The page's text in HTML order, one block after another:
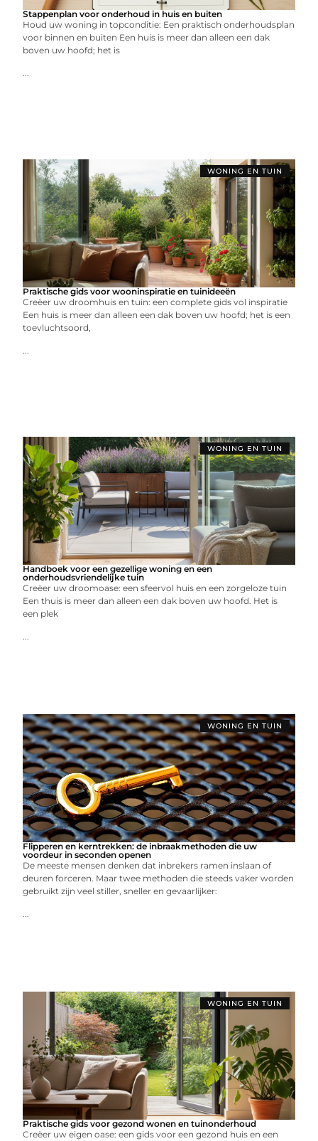
Stappenplan voor onderhoud in huis en buiten
Houd uw woning in topconditie: Een praktisch onderhoudsplan
voor binnen en buiten Een huis is meer dan alleen een dak
boven uw hoofd; het is
...
WONING EN TUIN
Praktische gids voor wooninspiratie en tuinideeën
Creëer uw droomhuis en tuin: een complete gids vol inspiratie
Een huis is meer dan alleen een dak boven uw hoofd; het is een
toevluchtsoord,
...
WONING EN TUIN
Handboek voor een gezellige woning en een
onderhoudsvriendelijke tuin
Creëer uw droomoase: een sfeervol huis en een zorgeloze tuin
Een thuis is meer dan alleen een dak boven uw hoofd. Het is
een plek
...
WONING EN TUIN
Flipperen en kerntrekken: de inbraakmethoden die uw
voordeur in seconden openen
De meeste mensen denken dat inbrekers ramen inslaan of
deuren forceren. Maar twee methoden die steeds vaker worden
gebruikt zijn veel stiller, sneller en gevaarlijker:
...
WONING EN TUIN
Praktische gids voor gezond wonen en tuinonderhoud
Creëer uw eigen oase: een gids voor een gezond huis en een